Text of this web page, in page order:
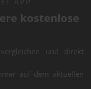
kostenlose
und direkt
auf dem aktuellen